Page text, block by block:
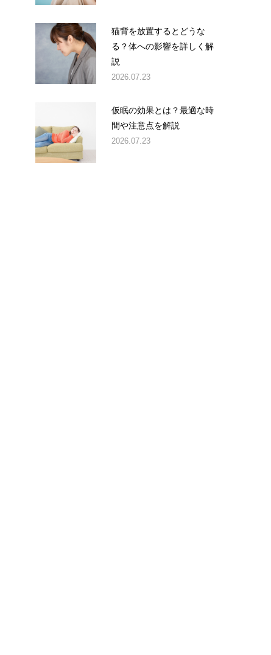
猫背を放置するとどうな
る？体への影響を詳しく解
説
2026.07.23
仮眠の効果とは？最適な時
間や注意点を解説
2026.07.23